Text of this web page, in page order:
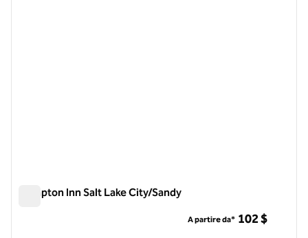
Hampton Inn Salt Lake City/Sandy
A partire da* 102 $